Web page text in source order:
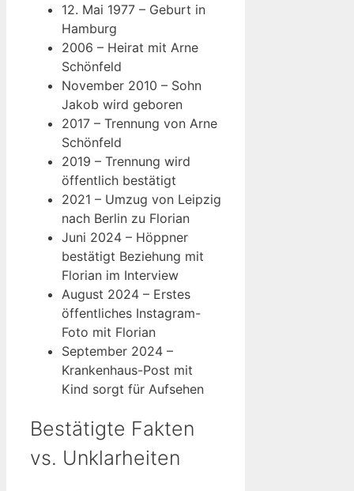
12. Mai 1977 – Geburt in
Hamburg
2006 – Heirat mit Arne
Schönfeld
November 2010 – Sohn
Jakob wird geboren
2017 – Trennung von Arne
Schönfeld
2019 – Trennung wird
öffentlich bestätigt
2021 – Umzug von Leipzig
nach Berlin zu Florian
Juni 2024 – Höppner
bestätigt Beziehung mit
Florian im Interview
August 2024 – Erstes
öffentliches Instagram-
Foto mit Florian
September 2024 –
Krankenhaus-Post mit
Kind sorgt für Aufsehen
Bestätigte Fakten
vs. Unklarheiten